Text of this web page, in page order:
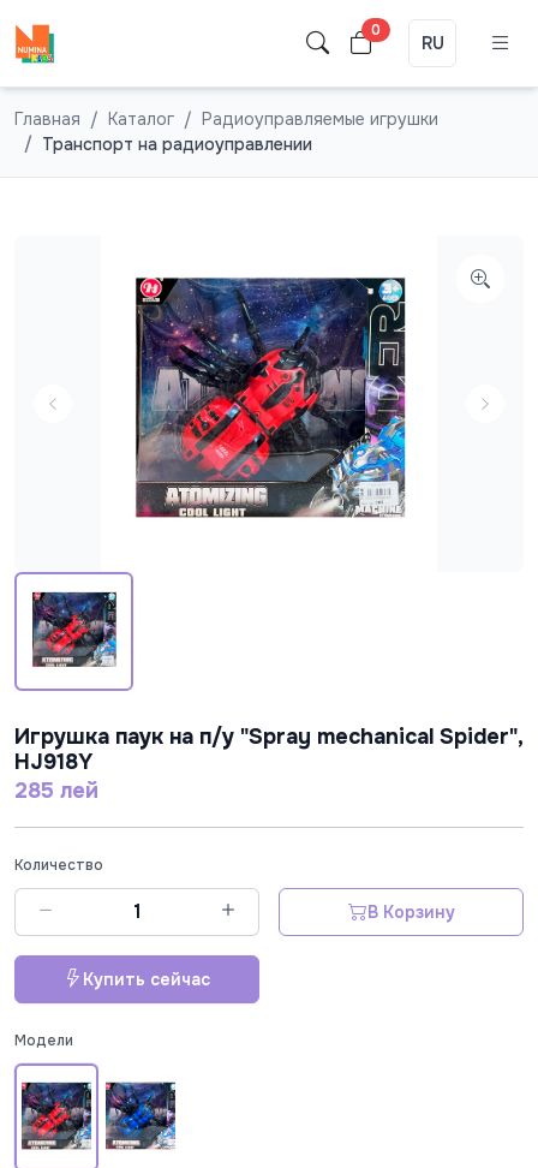
0
RU
Главная Каталог
Радиоуправляемые игрушки
Транспорт на радиоуправлении
Игрушка паук на п/у "Spray mechanical Spider",
HJ918Y
285 лей
Количество
В Корзину
Купить сейчас
Модели